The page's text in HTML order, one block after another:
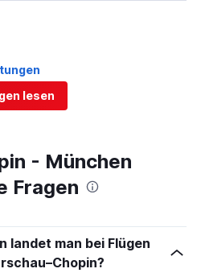
lesen
- München
Fragen
landet man bei Flügen